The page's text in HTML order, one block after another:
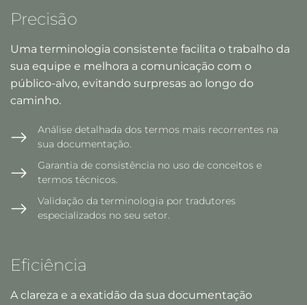
Precisão
Uma terminologia consistente facilita o trabalho da
sua equipe e melhora a comunicação com o
público-alvo, evitando surpresas ao longo do
caminho.
Análise detalhada dos termos mais recorrentes na
sua documentação.
Garantia de consistência no uso de conceitos e
termos técnicos.
Validação da terminologia por tradutores
especializados no seu setor.
Eficiência
A clareza e a exatidão da sua documentação